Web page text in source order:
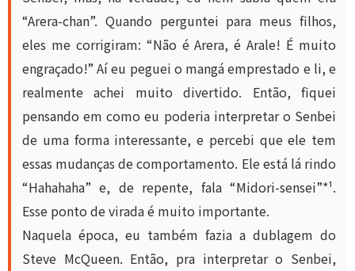
“Arera-chan”. Quando perguntei para meus filhos,
eles me corrigiram: “Não é Arera, é Arale! É muito
engraçado!” Aí eu peguei o mangá emprestado e li, e
realmente achei muito divertido. Então, fiquei
pensando em como eu poderia interpretar o Senbei
de uma forma interessante, e percebi que ele tem
essas mudanças de comportamento. Ele está lá rindo
“Hahahaha” e, de repente, fala “Midori-sensei”*¹.
Esse ponto de virada é muito importante.
Naquela época, eu também fazia a dublagem do
Steve McQueen. Então, pra interpretar o Senbei,